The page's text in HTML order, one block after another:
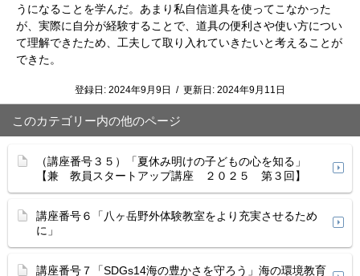
うになることを学んだ。あまり私自信道具を使ってこなかった
が、実際に自分が経験することで、道具の便利さや使い方につい
て理解できたため、工夫して取り入れていきたいと考えることが
できた。
登録日: 2024年9月9日 / 更新日: 2024年9月11日
このカテゴリー内の他のページ
（講座番号３５）「夏休み明けの子どもの心を知る」
【兼 教員スタートアップ講座 ２０２５ 第３回】
講座番号６「八ヶ岳野外体験教室をより充実させるため
に」
講座番号７「SDGs14海の豊かさを守ろう」海の環境教育